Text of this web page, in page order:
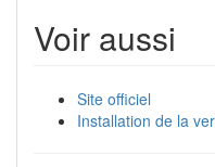
Voir aussi
Site officiel
Installation de la